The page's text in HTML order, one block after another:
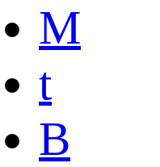
M
t
B